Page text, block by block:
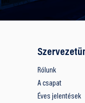
Rólunk
A csapat
Éves jelentések